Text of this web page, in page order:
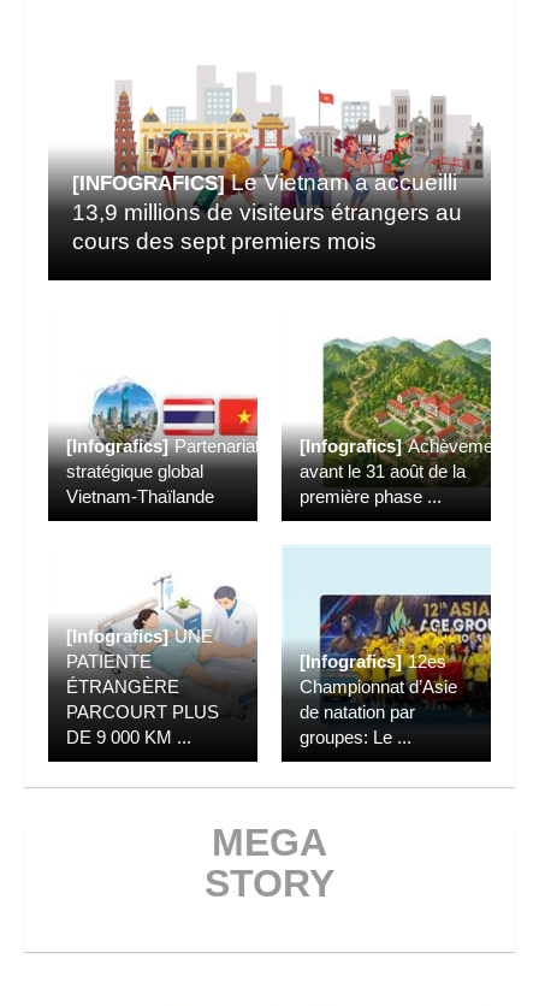
[INFOGRAFICS] Le Vietnam a accueilli
13,9 millions de visiteurs étrangers au
cours des sept premiers mois
[Infografics] Partenariat
stratégique global
Vietnam-Thaïlande
[Infografics] Achèvement
avant le 31 août de la
première phase ...
[Infografics] UNE
PATIENTE
ÉTRANGÈRE
PARCOURT PLUS
DE 9 000 KM ...
[Infografics] 12es
Championnat d’Asie
de natation par
groupes: Le ...
MEGA
STORY